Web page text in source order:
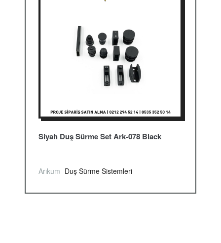
Siyah Duş Sürme Set Ark-078 Black
Arıkum Duş Sürme Sistemleri